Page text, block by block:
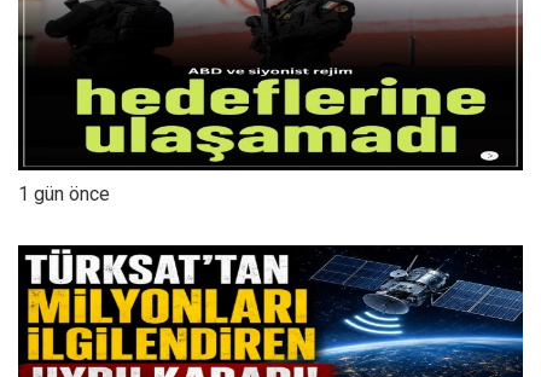
1 gün önce